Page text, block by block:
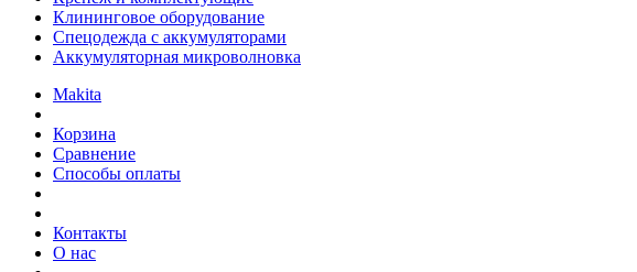
Клининговое оборудование
Спецодежда с аккумуляторами
Аккумуляторная микроволновка
Makita
Корзина
Сравнение
Способы оплаты
Контакты
О нас